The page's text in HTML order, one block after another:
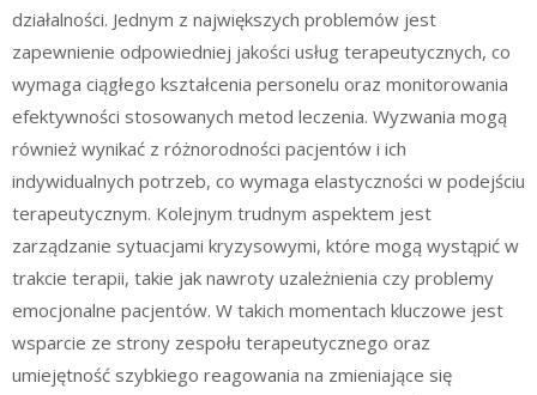
działalności. Jednym z największych problemów jest
zapewnienie odpowiedniej jakości usług terapeutycznych, co
wymaga ciągłego kształcenia personelu oraz monitorowania
efektywności stosowanych metod leczenia. Wyzwania mogą
również wynikać z różnorodności pacjentów i ich
indywidualnych potrzeb, co wymaga elastyczności w podejściu
terapeutycznym. Kolejnym trudnym aspektem jest
zarządzanie sytuacjami kryzysowymi, które mogą wystąpić w
trakcie terapii, takie jak nawroty uzależnienia czy problemy
emocjonalne pacjentów. W takich momentach kluczowe jest
wsparcie ze strony zespołu terapeutycznego oraz
umiejętność szybkiego reagowania na zmieniające się